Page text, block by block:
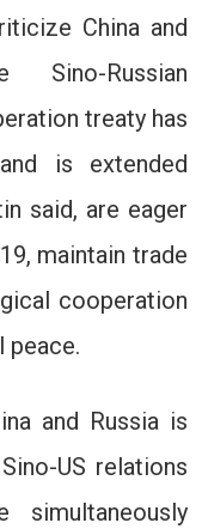
China and
Sino-Russian
treaty has
is extended
said, are eager
maintain trade
cooperation
peace.
and Russia is
US relations
simultaneously